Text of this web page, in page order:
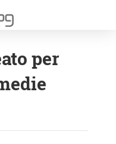
per